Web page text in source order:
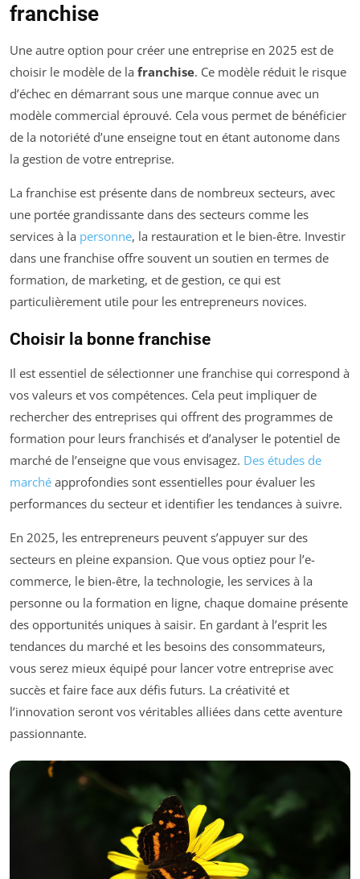
franchise
Une autre option pour créer une entreprise en 2025 est de
choisir le modèle de la franchise. Ce modèle réduit le risque
d’échec en démarrant sous une marque connue avec un
modèle commercial éprouvé. Cela vous permet de bénéficier
de la notoriété d’une enseigne tout en étant autonome dans
la gestion de votre entreprise.
La franchise est présente dans de nombreux secteurs, avec
une portée grandissante dans des secteurs comme les
services à la personne, la restauration et le bien-être. Investir
dans une franchise offre souvent un soutien en termes de
formation, de marketing, et de gestion, ce qui est
particulièrement utile pour les entrepreneurs novices.
Choisir la bonne franchise
Il est essentiel de sélectionner une franchise qui correspond à
vos valeurs et vos compétences. Cela peut impliquer de
rechercher des entreprises qui offrent des programmes de
formation pour leurs franchisés et d’analyser le potentiel de
marché de l’enseigne que vous envisagez. Des études de
marché approfondies sont essentielles pour évaluer les
performances du secteur et identifier les tendances à suivre.
En 2025, les entrepreneurs peuvent s’appuyer sur des
secteurs en pleine expansion. Que vous optiez pour l’e-
commerce, le bien-être, la technologie, les services à la
personne ou la formation en ligne, chaque domaine présente
des opportunités uniques à saisir. En gardant à l’esprit les
tendances du marché et les besoins des consommateurs,
vous serez mieux équipé pour lancer votre entreprise avec
succès et faire face aux défis futurs. La créativité et
l’innovation seront vos véritables alliées dans cette aventure
passionnante.